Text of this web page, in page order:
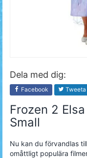
Dela med dig:
Facebook Tweeta
Frozen 2
Small
Nu kan du förvandlas
omåttligt populära